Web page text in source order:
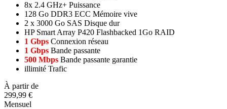
8x 2.4 GHz+ Puissance
128 Go DDR3 ECC Mémoire vive
2 x 3000 Go SAS Disque dur
HP Smart Array P420 Flashbacked 1Go RAID
1 Gbps Connexion réseau
1 Gbps Bande passante
500 Mbps Bande passante garantie
illimité Trafic
À partir de
299,99 €
Mensuel